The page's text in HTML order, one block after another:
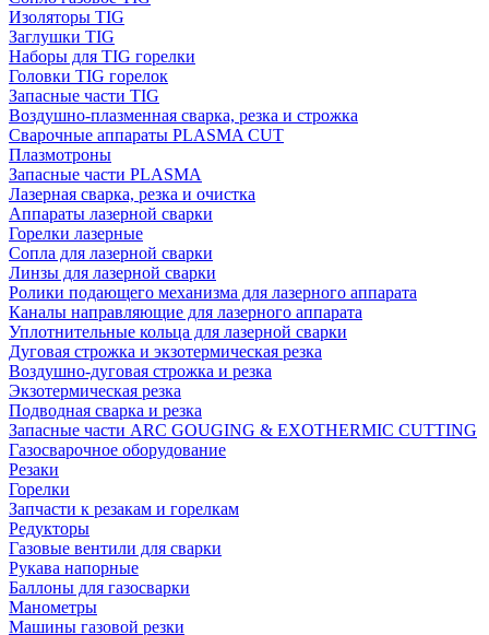
Изоляторы TIG
Заглушки TIG
Наборы для TIG горелки
Головки TIG горелок
Запасные части TIG
Воздушно-плазменная сварка, резка и строжка
Сварочные аппараты PLASMA CUT
Плазмотроны
Запасные части PLASMA
Лазерная сварка, резка и очистка
Аппараты лазерной сварки
Горелки лазерные
Сопла для лазерной сварки
Линзы для лазерной сварки
Ролики подающего механизма для лазерного аппарата
Каналы направляющие для лазерного аппарата
Уплотнительные кольца для лазерной сварки
Дуговая строжка и экзотермическая резка
Воздушно-дуговая строжка и резка
Экзотермическая резка
Подводная сварка и резка
Запасные части ARC GOUGING & EXOTHERMIC CUTTING
Газосварочное оборудование
Резаки
Горелки
Запчасти к резакам и горелкам
Редукторы
Газовые вентили для сварки
Рукава напорные
Баллоны для газосварки
Манометры
Машины газовой резки